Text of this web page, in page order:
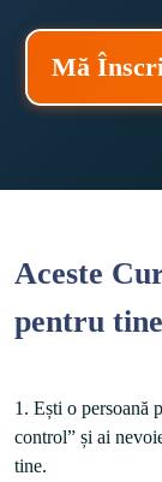
Mă
Aceste
pentru
1. Ești o persoană
control” și ai
tine.